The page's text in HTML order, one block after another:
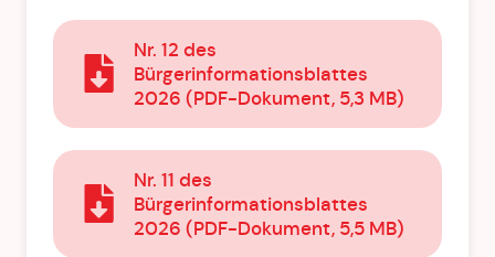
Nr. 12 des
Bürgerinformationsblattes
2026 (PDF-Dokument, 5,3 MB)
Nr. 11 des
Bürgerinformationsblattes
2026 (PDF-Dokument, 5,5 MB)